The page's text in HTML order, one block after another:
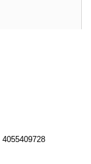
4055409728